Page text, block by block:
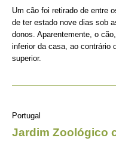
Um cão foi retirado de entre
de ter estado nove dias sob
donos. Aparentemente, o
inferior da casa, ao contrário
superior.
Portugal
Jardim Zoológico